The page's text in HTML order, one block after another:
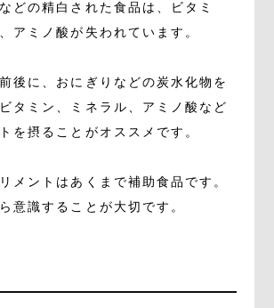
どの精白された食品は、ビタミ
アミノ酸が失われています。
後に、おにぎりなどの炭水化物を
タミン、ミネラル、アミノ酸など
を摂ることがオススメです。
メントはあくまで補助食品です。
意識することが大切です。